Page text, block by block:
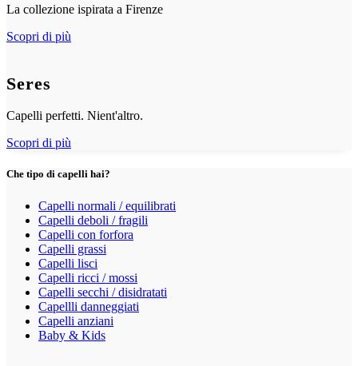
La collezione ispirata a Firenze
Scopri di più
Seres
Capelli perfetti. Nient'altro.
Scopri di più
Che tipo di capelli hai?
Capelli normali / equilibrati
Capelli deboli / fragili
Capelli con forfora
Capelli grassi
Capelli lisci
Capelli ricci / mossi
Capelli secchi / disidratati
Capellli danneggiati
Capelli anziani
Baby & Kids